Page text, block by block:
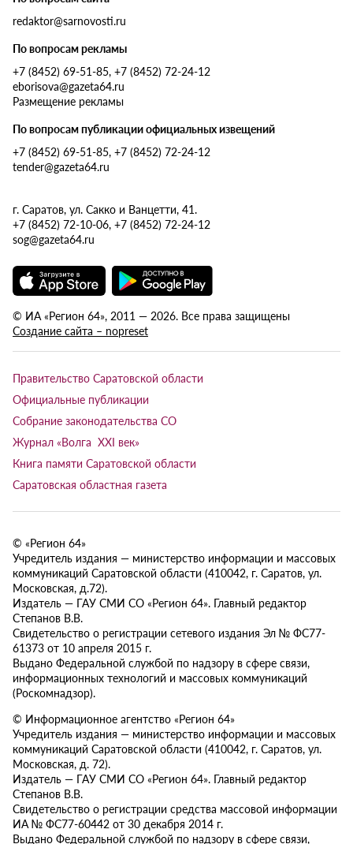
redaktor@sarnovosti.ru
По вопросам рекламы
+7 (8452) 69-51-85, +7 (8452) 72-24-12
eborisova@gazeta64.ru
Размещение рекламы
По вопросам публикации официальных извещений
+7 (8452) 69-51-85, +7 (8452) 72-24-12
tender@gazeta64.ru
г. Саратов, ул. Сакко и Ванцетти, 41.
+7 (8452) 72-10-06, +7 (8452) 72-24-12
sog@gazeta64.ru
© ИА «Регион 64», 2011 — 2026. Все права защищены
Создание сайта – nopreset
Правительство Саратовской области
Официальные публикации
Собрание законодательства СО
Журнал «Волга XXI век»
Книга памяти Саратовской области
Саратовская областная газета
© «Регион 64»
Учредитель издания — министерство информации и массовых
коммуникаций Саратовской области (410042, г. Саратов, ул.
Московская, д.72).
Издатель — ГАУ СМИ СО «Регион 64». Главный редактор
Степанов В.В.
Свидетельство о регистрации сетевого издания Эл № ФС77-
61373 от 10 апреля 2015 г.
Выдано Федеральной службой по надзору в сфере связи,
информационных технологий и массовых коммуникаций
(Роскомнадзор).
© Информационное агентство «Регион 64»
Учредитель издания — министерство информации и массовых
коммуникаций Саратовской области (410042, г. Саратов, ул.
Московская, д. 72).
Издатель — ГАУ СМИ СО «Регион 64». Главный редактор
Степанов В.В.
Свидетельство о регистрации средства массовой информации
ИА № ФС77-60442 от 30 декабря 2014 г.
Выдано Федеральной службой по надзору в сфере связи,